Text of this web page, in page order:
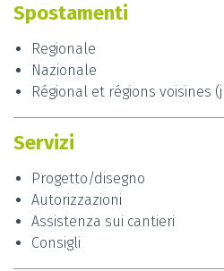
d'interni con oggetti
suo atelier
San Marco, a Venezia.
Desiderio di cambiamento
all’atelierPaper Project
Cerpelloni
Spostamenti
Regionale
Nazionale
Régional et régions voisines
Servizi
Progetto/disegno
Autorizzazioni
Assistenza sui cantieri
Consigli